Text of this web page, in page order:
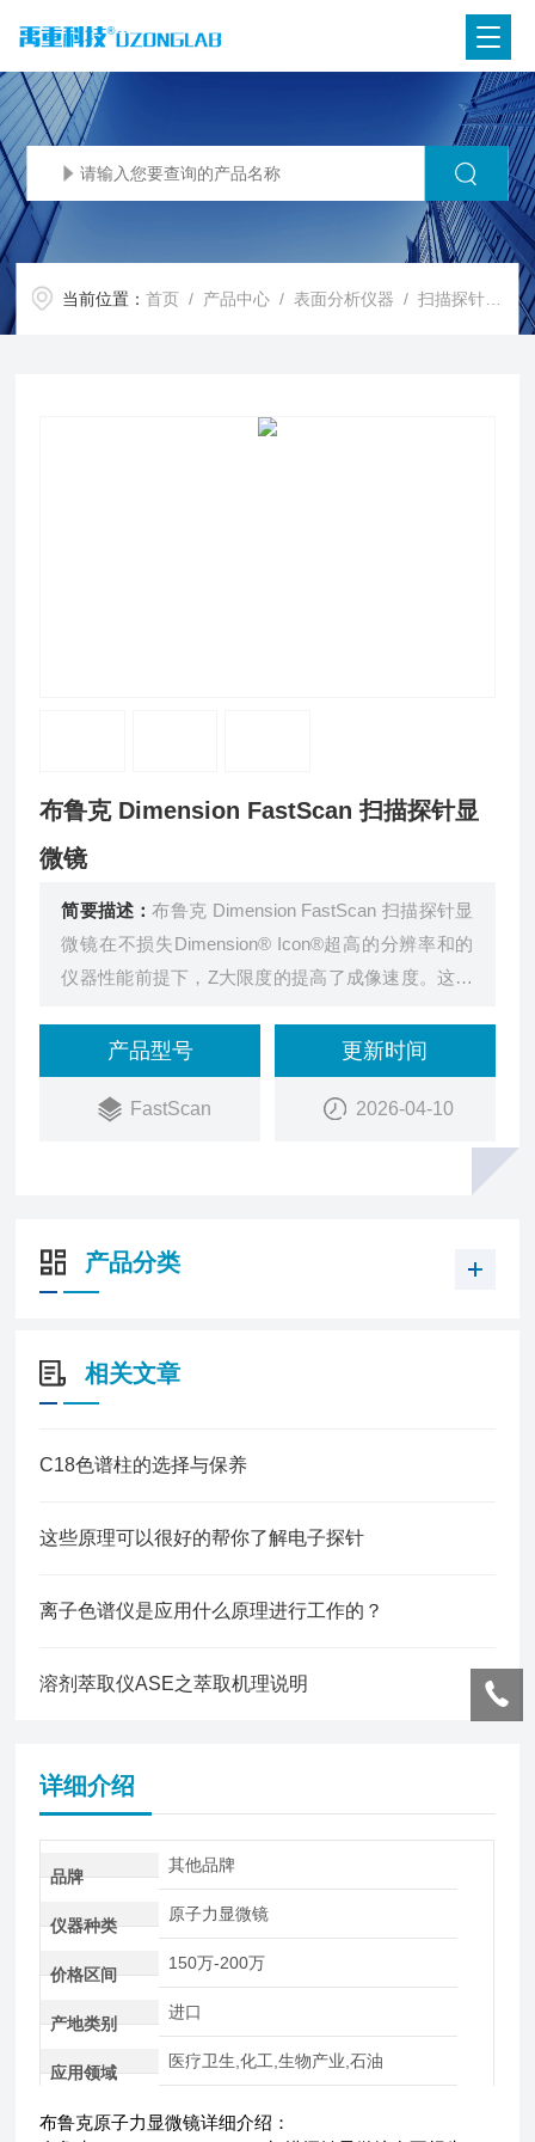
当前位置：首页 / 产品中心 /表面分析仪器 /扫描探针显微镜SPM
布鲁克 Dimension FastScan 扫描探针显
微镜
简要描述：布鲁克 Dimension FastScan 扫描探针显
微镜在不损失Dimension® Icon®超高的分辨率和的
仪器性能前提下，Z大限度的提高了成像速度。这项
慢的难题，大大缩短了各技术水平的AFM用户获得
数据的时间。
产品型号
FastScan
更新时间
2026-04-10
产品分类
相关文章
C18色谱柱的选择与保养
这些原理可以很好的帮你了解电子探针
离子色谱仪是应用什么原理进行工作的？
溶剂萃取仪ASE之萃取机理说明
详细介绍
品牌
其他品牌
仪器种类
原子力显微镜
价格区间
150万-200万
产地类别
进口
应用领域
医疗卫生,化工,生物产业,石油
布鲁克原子力显微镜详细介绍：